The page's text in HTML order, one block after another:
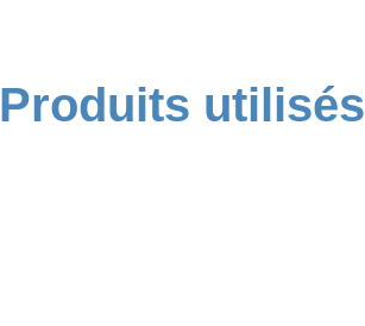
Produits utilisés